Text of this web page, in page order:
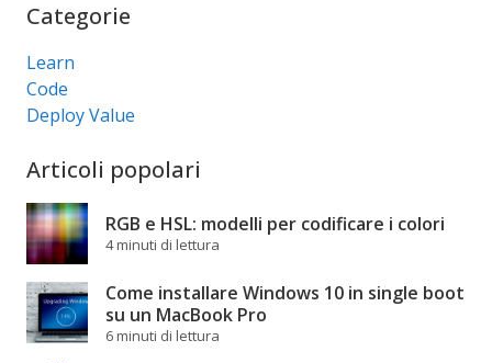
Categorie
Learn
Code
Deploy Value
Articoli popolari
RGB e HSL: modelli per codificare i colori
4 minuti di lettura
Come installare Windows 10 in single boot
su un MacBook Pro
6 minuti di lettura